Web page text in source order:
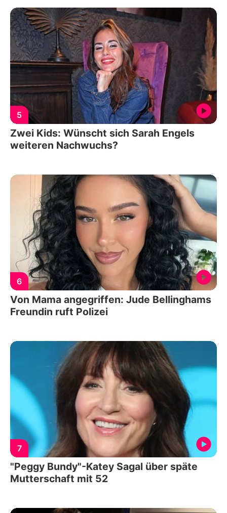
5
Zwei Kids: Wünscht sich Sarah Engels
weiteren Nachwuchs?
6
Von Mama angegriffen: Jude Bellinghams
Freundin ruft Polizei
7
"Peggy Bundy"-Katey Sagal über späte
Mutterschaft mit 52